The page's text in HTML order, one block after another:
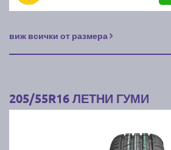
виж всички от размера
205/55R16 ЛЕТНИ ГУМИ